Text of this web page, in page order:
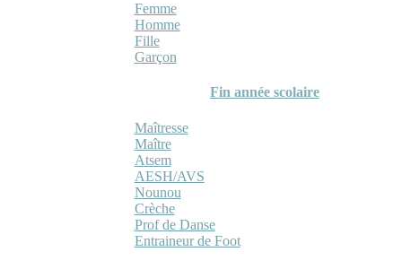
Femme
Homme
Fille
Garçon
Fin année scolaire
Maîtresse
Maître
Atsem
AESH/AVS
Nounou
Crèche
Prof de Danse
Entraineur de Foot